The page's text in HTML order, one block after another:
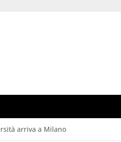
arriva a Milano